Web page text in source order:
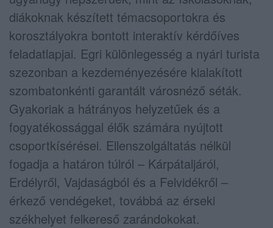
diákoknak készített témacsoportokra és
korosztályokra bontott interaktív kérdőíves
feladatlapjai. Egri különlegesség a nyári turista
szezonban a kezdeményezésére kialakított
szombatonkénti garantált városnéző séták.
Gyakoriak a hátrányos helyzetűek és a
fogyatékossággal élők számára nyújtott
csoportkísérései. Ellenszolgáltatás nélkül
fogadja a határon túlról – Kárpátaljáról,
Erdélyről, Vajdaságból és a Felvidékről –
érkező vendégeket, továbbá az érseki
székhelyet felkereső zarándokokat.